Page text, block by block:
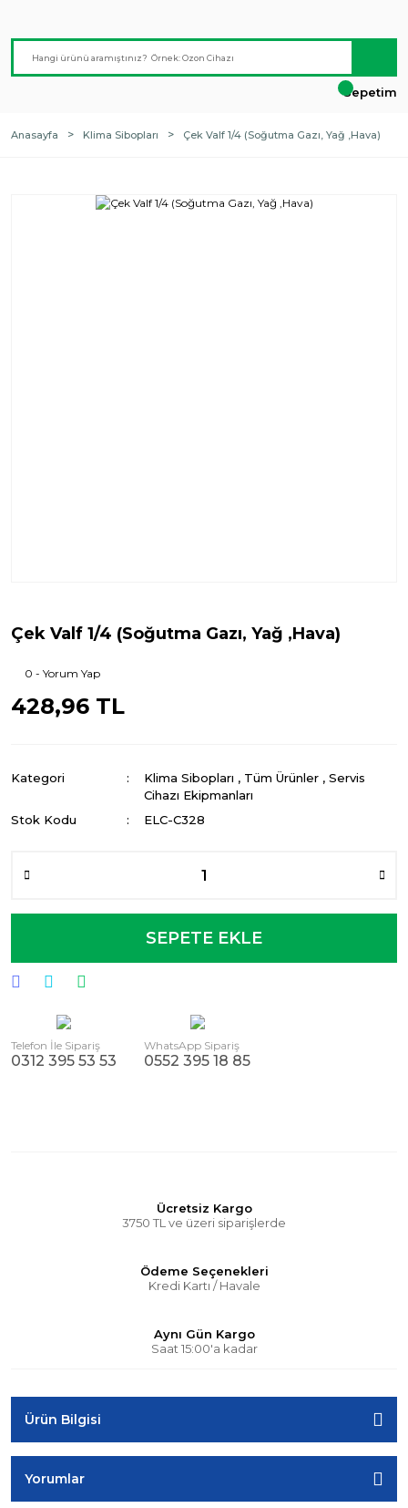
Sepetim
Anasayfa Klima Sibopları Çek Valf 1/4 (Soğutma Gazı, Yağ ,Hava)
Çek Valf 1/4 (Soğutma Gazı, Yağ ,Hava)
0 - Yorum Yap
428,96 TL
Kategori Klima Sibopları , Tüm Ürünler ,Servis
Cihazı Ekipmanları
Stok Kodu
ELC-C328
SEPETE EKLE
Telefon İle Sipariş
0312 395 53 53
WhatsApp Sipariş
0552 395 18 85
Ücretsiz Kargo
3750 TL ve üzeri siparişlerde
Ödeme Seçenekleri
Kredi Kartı / Havale
Aynı Gün Kargo
Saat 15:00'a kadar
Ürün Bilgisi
Yorumlar